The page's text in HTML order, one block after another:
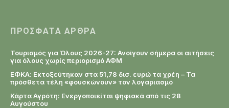
ΠΡΌΣΦΑΤΑ ΆΡΘΡΑ
Τουρισμός για Όλους 2026-27: Ανοίγουν σήμερα οι αιτήσεις
για όλους χωρίς περιορισμό ΑΦΜ
ΕΦΚΑ: Εκτοξεύτηκαν στα 51,78 δισ. ευρώ τα χρέη – Τα
πρόσθετα τέλη «φουσκώνουν» τον λογαριασμό
Κάρτα Αγρότη: Ενεργοποιείται ψηφιακά από τις 28
Αυγούστου